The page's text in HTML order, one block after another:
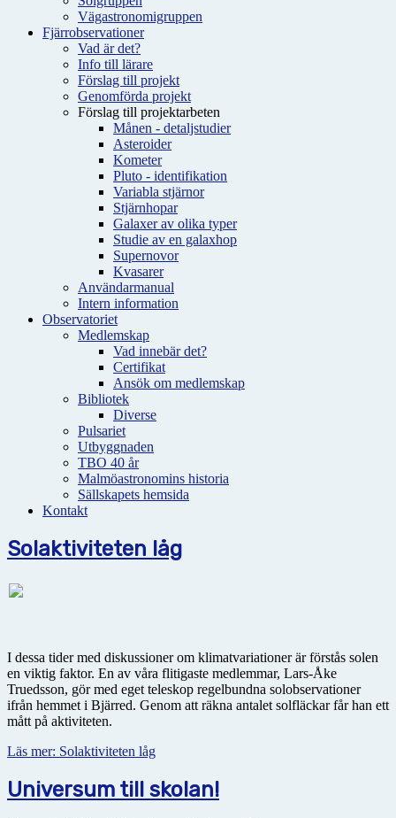
Vägastronomigruppen
Fjärrobservationer
Vad är det?
Info till lärare
Förslag till projekt
Genomförda projekt
Förslag till projektarbeten
Månen - detaljstudier
Asteroider
Kometer
Pluto - identifikation
Variabla stjärnor
Stjärnhopar
Galaxer av olika typer
Studie av en galaxhop
Supernovor
Kvasarer
Användarmanual
Intern information
Observatoriet
Medlemskap
Vad innebär det?
Certifikat
Ansök om medlemskap
Bibliotek
Diverse
Pulsariet
Utbyggnaden
TBO 40 år
Malmöastronomins historia
Sällskapets hemsida
Kontakt
Solaktiviteten låg
I dessa tider med diskussioner om klimatvariationer är förstås solen
en viktig faktor. En av våra flitigaste medlemmar, Lars-Åke
Truedsson, gör med eget teleskop regelbundna solobservationer
ifrån hemmet i Bjärred. Genom att räkna antalet solfläckar får han ett
mått på aktiviteten.
Läs mer: Solaktiviteten låg
Universum till skolan!